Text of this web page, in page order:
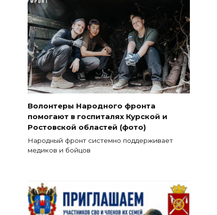
Волонтеры Народного фронта
помогают в госпиталях Курской и
Ростовской областей (фото)
Народный фронт системно поддерживает
медиков и бойцов